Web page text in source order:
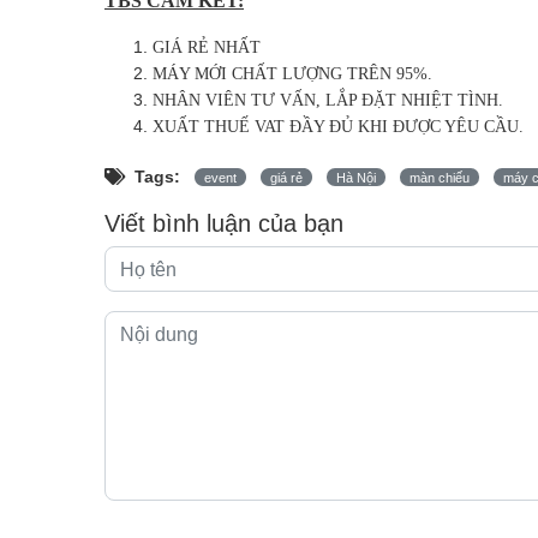
GIÁ RẺ NHẤT
MÁY MỚI CHẤT LƯỢNG TRÊN 95%.
NHÂN VIÊN TƯ VẤN, LẮP ĐẶT NHIỆT TÌNH.
XUẤT THUẾ VAT ĐẦY ĐỦ KHI ĐƯỢC YÊU CẦU.
Tags: event giá rẻ Hà Nội màn chiếu máy
Viết bình luận của bạn